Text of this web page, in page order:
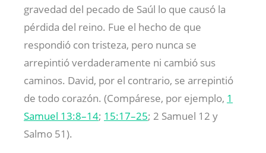
gravedad del pecado de Saúl lo que causó la
pérdida del reino. Fue el hecho de que
respondió con tristeza, pero nunca se
arrepintió verdaderamente ni cambió sus
caminos. David, por el contrario, se arrepintió
de todo corazón. (Compárese, por ejemplo, 1
Samuel 13:8–14; 15:17–25; 2 Samuel 12 y
Salmo 51).